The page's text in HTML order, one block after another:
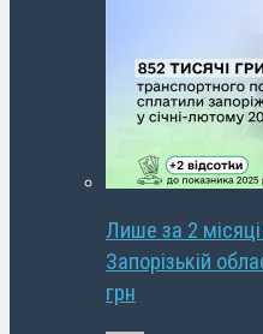
Лише за 2
Запорізькій
грн